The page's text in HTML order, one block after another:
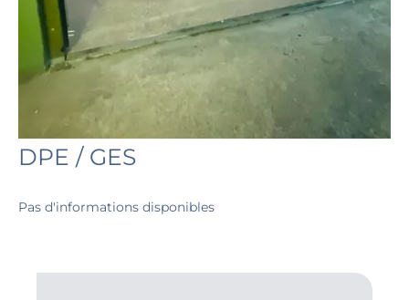
DPE / GES
Pas d'informations disponibles